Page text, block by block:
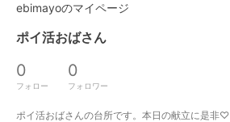
ebimayoのマイページ
ポイ活おばさん
0
フォロー
0
フォロワー
ポイ活おばさんの台所です。本日の献立に是非♡